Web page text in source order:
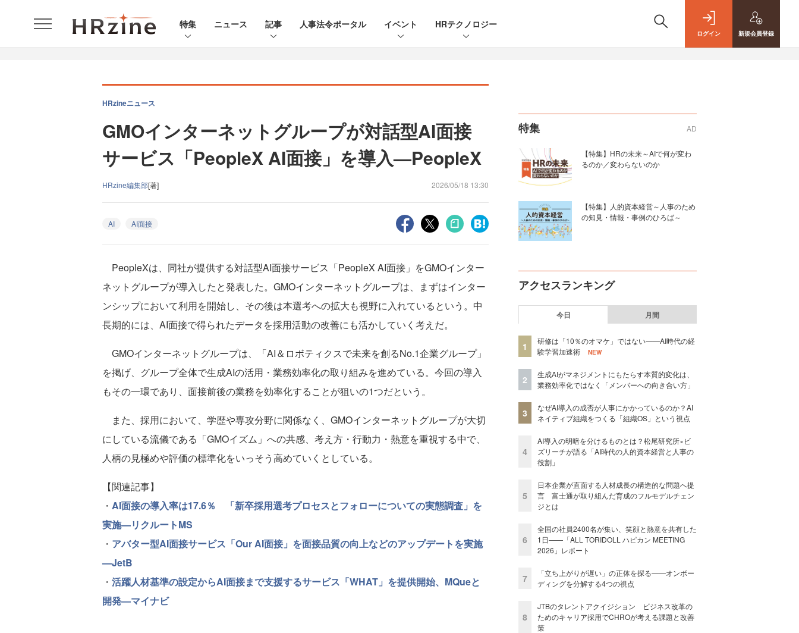
特集 ニュース 記事 人事法令ポータル イベント HRテクノロジー
ログイン 新規会員登録
HRzineニュース
GMOインターネットグループが対話型AI面接
サービス「PeopleX AI面接」を導入—PeopleX
HRzine編集部[著] 2026/05/18 13:30
AI AI面接
PeopleXは、同社が提供する対話型AI面接サービス「PeopleX AI面接」をGMOインター
ネットグループが導入したと発表した。GMOインターネットグループは、まずはインター
ンシップにおいて利用を開始し、その後は本選考への拡大も視野に入れているという。中
長期的には、AI面接で得られたデータを採用活動の改善にも活かしていく考えだ。
GMOインターネットグループは、「AI＆ロボティクスで未来を創るNo.1企業グループ」
を掲げ、グループ全体で生成AIの活用・業務効率化の取り組みを進めている。今回の導入
もその一環であり、面接前後の業務を効率化することが狙いの1つだという。
また、採用において、学歴や専攻分野に関係なく、GMOインターネットグループが大切
にしている流儀である「GMOイズム」への共感、考え方・行動力・熱意を重視する中で、
人柄の見極めや評価の標準化をいっそう高めていくとしている。
【関連記事】
・ AI面接の導入率は17.6％ 「新卒採用選考プロセスとフォローについての実態調査」を
実施—リクルートMS
・ アバター型AI面接サービス「Our AI面接」を面接品質の向上などのアップデートを実施
—JetB
・ 活躍人材基準の設定からAI面接まで支援するサービス「WHAT」を提供開始、MQueと
開発—マイナビ
特集 AD
【特集】HRの未来～AIで何が変わ
るのか／変わらないのか
【特集】人的資本経営～人事のため
の知見・情報・事例のひろば～
アクセスランキング
今日 月間
1
研修は「10％のオマケ」ではない——AI時代の経
験学習加速術
NEW
2
生成AIがマネジメントにもたらす本質的変化は、
業務効率化ではなく「メンバーへの向き合い方」
3
なぜAI導入の成否が人事にかかっているのか？AI
ネイティブ組織をつくる「組織OS」という視点
4
AI導入の明暗を分けるものとは？松尾研究所×ビ
ズリーチが語る「AI時代の人的資本経営と人事の
役割」
5
日本企業が直面する人材成長の構造的な問題へ提
言 富士通が取り組んだ育成のフルモデルチェン
ジとは
6
全国の社員2400名が集い、笑顔と熱意を共有した
1日――「ALL TORIDOLL ハピカン MEETING
2026」レポート
7
「立ち上がりが遅い」の正体を探る——オンボー
ディングを分解する4つの視点
8
JTBのタレントアクイジション ビジネス改革の
ためのキャリア採用でCHROが考える課題と改善
策